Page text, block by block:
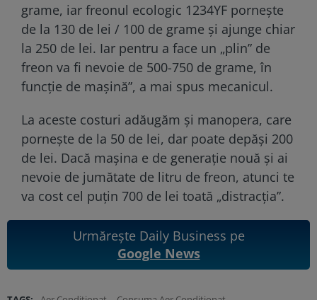
grame, iar freonul ecologic 1234YF pornește
de la 130 de lei / 100 de grame și ajunge chiar
la 250 de lei. Iar pentru a face un „plin” de
freon va fi nevoie de 500-750 de grame, în
funcție de mașină”, a mai spus mecanicul.
La aceste costuri adăugăm și manopera, care
pornește de la 50 de lei, dar poate depăși 200
de lei. Dacă mașina e de generație nouă și ai
nevoie de jumătate de litru de freon, atunci te
va cost cel puțin 700 de lei toată „distracția”.
Urmărește Daily Business pe
Google News